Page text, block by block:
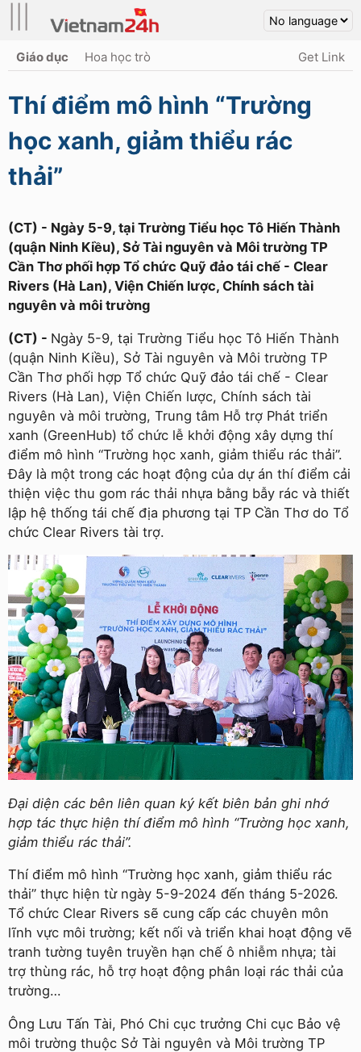
Giáo dục Hoa học trò Get Link
Thí điểm mô hình “Trường
học xanh, giảm thiểu rác
thải”
(CT) - Ngày 5-9, tại Trường Tiểu học Tô Hiến Thành
(quận Ninh Kiều), Sở Tài nguyên và Môi trường TP
Cần Thơ phối hợp Tổ chức Quỹ đảo tái chế - Clear
Rivers (Hà Lan), Viện Chiến lược, Chính sách tài
nguyên và môi trường
(CT) - Ngày 5-9, tại Trường Tiểu học Tô Hiến Thành
(quận Ninh Kiều), Sở Tài nguyên và Môi trường TP
Cần Thơ phối hợp Tổ chức Quỹ đảo tái chế - Clear
Rivers (Hà Lan), Viện Chiến lược, Chính sách tài
nguyên và môi trường, Trung tâm Hỗ trợ Phát triển
xanh (GreenHub) tổ chức lễ khởi động xây dựng thí
điểm mô hình “Trường học xanh, giảm thiểu rác thải”.
Ðây là một trong các hoạt động của dự án thí điểm cải
thiện việc thu gom rác thải nhựa bằng bẫy rác và thiết
lập hệ thống tái chế địa phương tại TP Cần Thơ do Tổ
chức Clear Rivers tài trợ.
Đại diện các bên liên quan ký kết biên bản ghi nhớ
hợp tác thực hiện thí điểm mô hình “Trường học xanh,
giảm thiểu rác thải”.
Thí điểm mô hình “Trường học xanh, giảm thiểu rác
thải” thực hiện từ ngày 5-9-2024 đến tháng 5-2026.
Tổ chức Clear Rivers sẽ cung cấp các chuyên môn
lĩnh vực môi trường; kết nối và triển khai hoạt động vẽ
tranh tường tuyên truyền hạn chế ô nhiễm nhựa; tài
trợ thùng rác, hỗ trợ hoạt động phân loại rác thải của
trường…
Ông Lưu Tấn Tài, Phó Chi cục trưởng Chi cục Bảo vệ
môi trường thuộc Sở Tài nguyên và Môi trường TP